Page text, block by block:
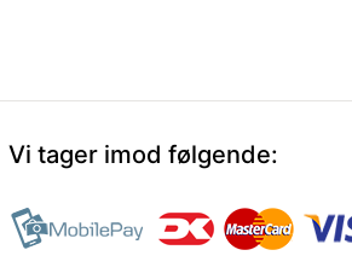
Vi tager imod følgende: